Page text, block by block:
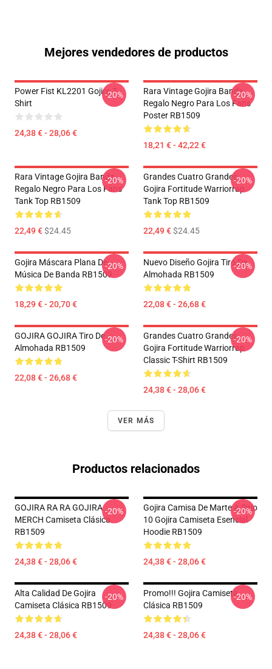
Mejores vendedores de productos
Power Fist KL2201 Gojira T-
Shirt
24,38 € - 28,06 €
-20%
Rara Vintage Gojira Banda
Regalo Negro Para Los Fans
Poster RB1509
18,21 € - 42,22 €
-20%
Rara Vintage Gojira Banda
Regalo Negro Para Los Fans
Tank Top RB1509
22,49 €$24.45
-20%
Grandes Cuatro Grandes
Gojira Fortitude Warriorrap
Tank Top RB1509
22,49 €$24.45
-20%
Gojira Máscara Plana De
Música De Banda RB1509
18,29 € - 20,70 €
-20%
Nuevo Diseño Gojira Tiro De
Almohada RB1509
22,08 € - 26,68 €
-20%
GOJIRA GOJIRA Tiro De
Almohada RB1509
22,08 € - 26,68 €
-20%
Grandes Cuatro Grandes
Gojira Fortitude Warriorrap
Classic T-Shirt RB1509
24,38 € - 28,06 €
-20%
VER MÁS
Productos relacionados
GOJIRA RA RA GOJIRA
MERCH Camiseta Clásica
RB1509
24,38 € - 28,06 €
-20%
Gojira Camisa De Marte A Sirio
10 Gojira Camiseta Esencial
Hoodie RB1509
24,38 € - 28,06 €
-20%
Alta Calidad De Gojira
Camiseta Clásica RB1509
24,38 € - 28,06 €
-20%
Promo!!! Gojira Camiseta
Clásica RB1509
24,38 € - 28,06 €
-20%